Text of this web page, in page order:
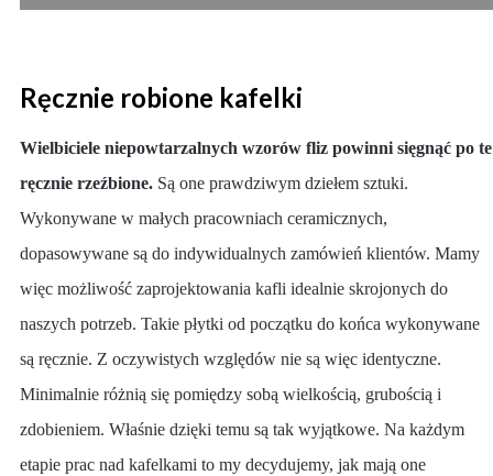
Ręcznie robione kafelki
Wielbiciele niepowtarzalnych wzorów fliz powinni sięgnąć po te
ręcznie rzeźbione. Są one prawdziwym dziełem sztuki.
Wykonywane w małych pracowniach ceramicznych,
dopasowywane są do indywidualnych zamówień klientów. Mamy
więc możliwość zaprojektowania kafli idealnie skrojonych do
naszych potrzeb. Takie płytki od początku do końca wykonywane
są ręcznie. Z oczywistych względów nie są więc identyczne.
Minimalnie różnią się pomiędzy sobą wielkością, grubością i
zdobieniem. Właśnie dzięki temu są tak wyjątkowe. Na każdym
etapie prac nad kafelkami to my decydujemy, jak mają one